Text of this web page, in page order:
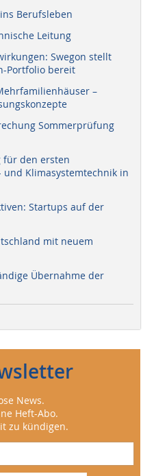
Berufsleben
Leitung
Swegon stellt
Portfolio bereit
–
Sommerprüfung
für den ersten
Klimasystemtechnik in
Startups auf der
mit neuem
Übernahme der
News.
Heft-Abo.
zu kündigen.